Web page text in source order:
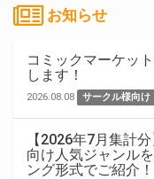
お知らせ
コミックマーケッ
します！
2026.08.08 サークル様向け
【2026年7月集計
向け人気ジャンル
ング形式でご紹介！